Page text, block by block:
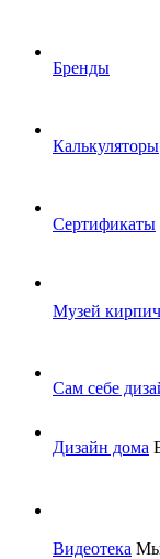
Бренды
Калькуляторы
Сертификаты
Музей
Сам себе
Дизайн дома
Видеотека Мы